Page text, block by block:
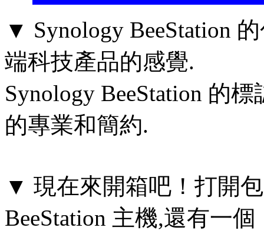
▼ Synology BeeStation
端科技產品的感覺.
Synology BeeStation 的
的專業和簡約.
▼ 現在來開箱吧！打開
BeeStation 主機,還有一個